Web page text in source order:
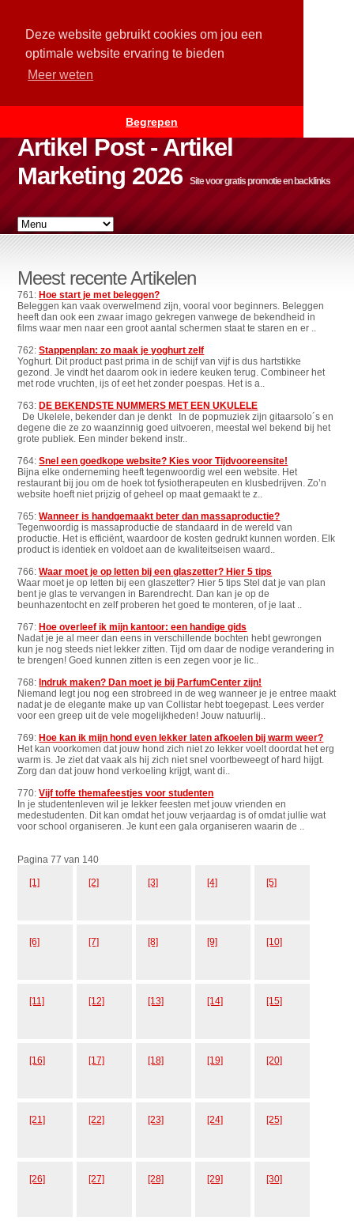
Deze website gebruikt cookies om jou een
optimale website ervaring te bieden
Meer weten
Begrepen
Artikel Post - Artikel
Marketing 2026
Site voor gratis promotie en backlinks
Meest recente Artikelen
761:Hoe start je met beleggen?
Beleggen kan vaak overwelmend zijn, vooral voor beginners. Beleggen
heeft dan ook een zwaar imago gekregen vanwege de bekendheid in
films waar men naar een groot aantal schermen staat te staren en er ..
762:Stappenplan: zo maak je yoghurt zelf
Yoghurt. Dit product past prima in de schijf van vijf is dus hartstikke
gezond. Je vindt het daarom ook in iedere keuken terug. Combineer het
met rode vruchten, ijs of eet het zonder poespas. Het is a..
763:DE BEKENDSTE NUMMERS MET EEN UKULELE
De Ukelele, bekender dan je denkt In de popmuziek zijn gitaarsolo´s en
degene die ze zo waanzinnig goed uitvoeren, meestal wel bekend bij het
grote publiek. Een minder bekend instr..
764:Snel een goedkope website? Kies voor Tijdvooreensite!
Bijna elke onderneming heeft tegenwoordig wel een website. Het
restaurant bij jou om de hoek tot fysiotherapeuten en klusbedrijven. Zo’n
website hoeft niet prijzig of geheel op maat gemaakt te z..
765:Wanneer is handgemaakt beter dan massaproductie?
Tegenwoordig is massaproductie de standaard in de wereld van
productie. Het is efficiënt, waardoor de kosten gedrukt kunnen worden. Elk
product is identiek en voldoet aan de kwaliteitseisen waard..
766:Waar moet je op letten bij een glaszetter? Hier 5 tips
Waar moet je op letten bij een glaszetter? Hier 5 tips Stel dat je van plan
bent je glas te vervangen in Barendrecht. Dan kan je op de
beunhazentocht en zelf proberen het goed te monteren, of je laat ..
767:Hoe overleef ik mijn kantoor: een handige gids
Nadat je je al meer dan eens in verschillende bochten hebt gewrongen
kun je nog steeds niet lekker zitten. Tijd om daar de nodige verandering in
te brengen! Goed kunnen zitten is een zegen voor je lic..
768:Indruk maken? Dan moet je bij ParfumCenter zijn!
Niemand legt jou nog een strobreed in de weg wanneer je je entree maakt
nadat je de elegante make up van Collistar hebt toegepast. Lees verder
voor een greep uit de vele mogelijkheden! Jouw natuurlij..
769:Hoe kan ik mijn hond even lekker laten afkoelen bij warm weer?
Het kan voorkomen dat jouw hond zich niet zo lekker voelt doordat het erg
warm is. Je ziet dat vaak als hij zich niet snel voortbeweegt of hard hijgt.
Zorg dan dat jouw hond verkoeling krijgt, want di..
770:Vijf toffe themafeestjes voor studenten
In je studentenleven wil je lekker feesten met jouw vrienden en
medestudenten. Dit kan omdat het jouw verjaardag is of omdat jullie wat
voor school organiseren. Je kunt een gala organiseren waarin de ..
Pagina 77 van 140
[1] [2] [3] [4] [5]
[6] [7] [8] [9] [10]
[11] [12] [13] [14] [15]
[16] [17] [18] [19] [20]
[21] [22] [23] [24] [25]
[26] [27] [28] [29] [30]